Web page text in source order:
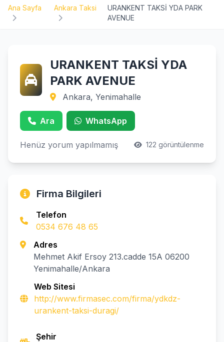
Ana Sayfa Ankara Taksi
URANKENT TAKSİ YDA PARK
AVENUE
URANKENT TAKSİ YDA
PARK AVENUE
Ankara, Yenimahalle
Ara WhatsApp
Henüz yorum yapılmamış 122 görüntülenme
Firma Bilgileri
Telefon
0534 676 48 65
Adres
Mehmet Akif Ersoy 213.cadde 15A 06200
Yenimahalle/Ankara
Web Sitesi
http://www.firmasec.com/firma/ydkdz-
urankent-taksi-duragi/
Şehir